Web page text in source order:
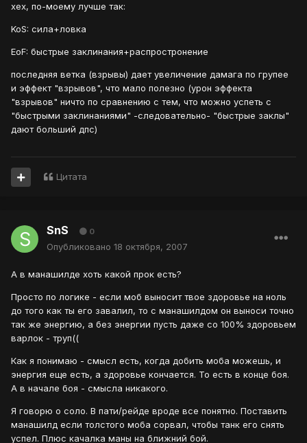
хех, по-моему лучше так:
KoS: сила+ловка
EoF: быстрые заклинания+распростронение
последняя ветка (взрывы) дает увеличение дамага по групее
и эффект "взрывов", что мало полезно (урон эффекта
"взрывов" ничто по сравнению с тем, что можно успеть с
"быстрыми заклинаниями" -следовательно- "быстрые заклы"
дают больший дпс)
Цитата
SnS 0
Опубликовано 18 октября, 2007
А в манашилде хоть какой прок есть?
Просто по логике - если моб выносит твое здоровье на ноль
до того как ты его завалил, то с манашилдом он выноси точно
так же энергию, а без энергии пусть даже со 100% здоровьем
варлок - труп((
Как я понимаю - смысл есть, когда добить моба можешь, и
энергия еще есть, а здоровье кончается. То есть в конце боя.
А в начале боя - смысла никакого.
Я говорю о соло. В пати/рейде вроде все понятно. Поставить
манашилд если толстого моба сорвал, чтобы танк его снять
успел. Плюс качалка маны на ближний бой.